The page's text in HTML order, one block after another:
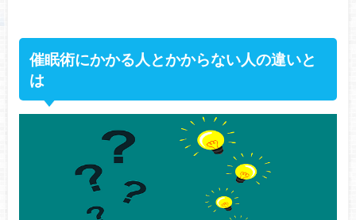
催眠術にかかる人とかからない人の違いと
は